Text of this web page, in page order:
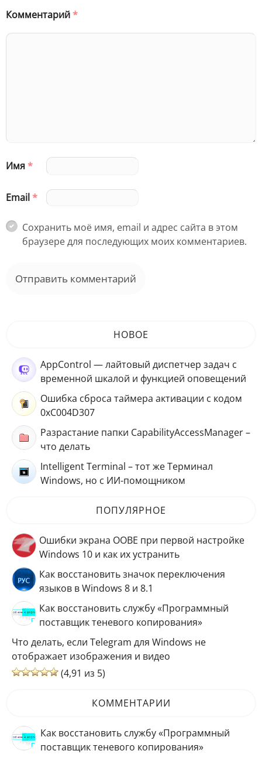
Комментарий*
Имя*
Email*
Сохранить моё имя, email и адрес сайта в этом
браузере для последующих моих комментариев.
НОВОЕ
AppControl — лайтовый диспетчер задач с
временной шкалой и функцией оповещений
Ошибка сброса таймера активации с кодом
0xC004D307
Разрастание папки CapabilityAccessManager –
что делать
Intelligent Terminal – тот же Терминал
Windows, но с ИИ-помощником
ПОПУЛЯРНОЕ
Ошибки экрана OOBE при первой настройке
Windows 10 и как их устранить
Как восстановить значок переключения
языков в Windows 8 и 8.1
Как восстановить службу «Программный
поставщик теневого копирования»
Что делать, если Telegram для Windows не
отображает изображения и видео
(4,91 из 5)
КОММЕНТАРИИ
Как восстановить службу «Программный
поставщик теневого копирования»